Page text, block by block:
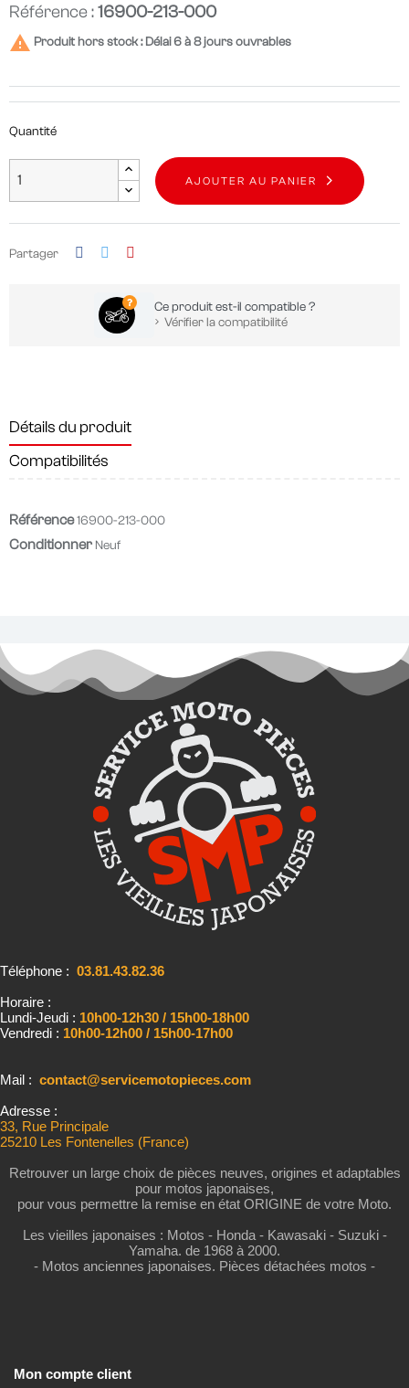
Référence :16900-213-000
 Produit hors stock : Délai 6 à 8 jours ouvrables
Quantité
AJOUTER AU PANIER
Partager
Ce produit est-il compatible ?
Vérifier la compatibilité
Détails du produit
Compatibilités
Référence16900-213-000
Conditionner Neuf
Téléphone : 03.81.43.82.36
Horaire :
Lundi-Jeudi : 10h00-12h30 / 15h00-18h00
Vendredi : 10h00-12h00 / 15h00-17h00
Mail : contact@servicemotopieces.com
Adresse :
33, Rue Principale
25210 Les Fontenelles (France)
Retrouver un large choix de pièces neuves, origines et adaptables
pour motos japonaises,
pour vous permettre la remise en état ORIGINE de votre Moto.
Les vieilles japonaises : Motos - Honda - Kawasaki - Suzuki -
Yamaha. de 1968 à 2000.
- Motos anciennes japonaises. Pièces détachées motos -
Mon compte client